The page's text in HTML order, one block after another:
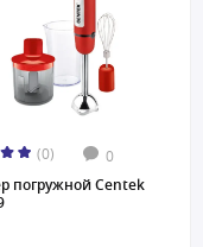
(0) 0
погружной Centek